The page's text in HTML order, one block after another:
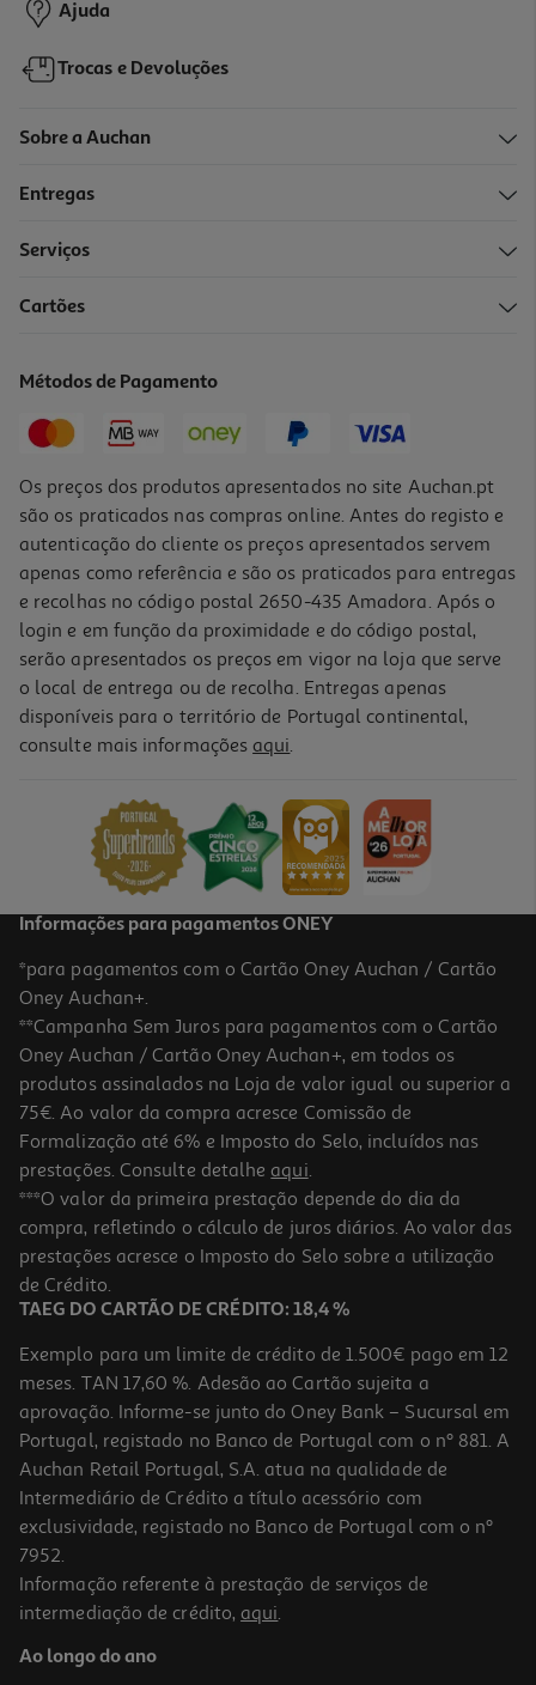
Ajuda
Trocas e Devoluções
Sobre a Auchan
Entregas
Serviços
Cartões
Métodos de Pagamento
Os preços dos produtos apresentados no site Auchan.pt
são os praticados nas compras online. Antes do registo e
autenticação do cliente os preços apresentados servem
apenas como referência e são os praticados para entregas
e recolhas no código postal 2650-435 Amadora. Após o
login e em função da proximidade e do código postal,
serão apresentados os preços em vigor na loja que serve
o local de entrega ou de recolha. Entregas apenas
disponíveis para o território de Portugal continental,
consulte mais informações aqui.
Informações para pagamentos ONEY
*para pagamentos com o Cartão Oney Auchan / Cartão
Oney Auchan+.
**Campanha Sem Juros para pagamentos com o Cartão
Oney Auchan / Cartão Oney Auchan+, em todos os
produtos assinalados na Loja de valor igual ou superior a
75€. Ao valor da compra acresce Comissão de
Formalização até 6% e Imposto do Selo, incluídos nas
prestações. Consulte detalhe aqui.
***O valor da primeira prestação depende do dia da
compra, refletindo o cálculo de juros diários. Ao valor das
prestações acresce o Imposto do Selo sobre a utilização
de Crédito.
TAEG DO CARTÃO DE CRÉDITO: 18,4 %
Exemplo para um limite de crédito de 1.500€ pago em 12
meses. TAN 17,60 %. Adesão ao Cartão sujeita a
aprovação. Informe-se junto do Oney Bank – Sucursal em
Portugal, registado no Banco de Portugal com o nº 881. A
Auchan Retail Portugal, S.A. atua na qualidade de
Intermediário de Crédito a título acessório com
exclusividade, registado no Banco de Portugal com o nº
7952.
Informação referente à prestação de serviços de
intermediação de crédito, aqui.
Ao longo do ano